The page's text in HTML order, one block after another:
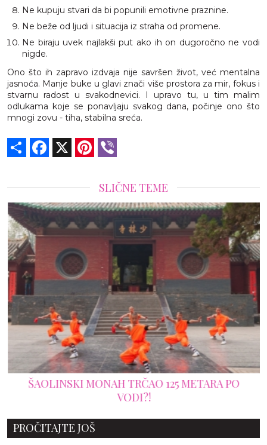
Ne kupuju stvari da bi popunili emotivne praznine.
Ne beže od ljudi i situacija iz straha od promene.
Ne biraju uvek najlakši put ako ih on dugoročno ne vodi
nigde.
Ono što ih zapravo izdvaja nije savršen život, već mentalna
jasnoća. Manje buke u glavi znači više prostora za mir, fokus i
stvarnu radost u svakodnevici. I upravo tu, u tim malim
odlukama koje se ponavljaju svakog dana, počinje ono što
mnogi zovu - tiha, stabilna sreća.
Share Facebook Pinterest
SLIČNE TEME
ŠAOLINSKI MONAH TRČAO 125 METARA PO
VODI?!
PROČITAJTE JOŠ